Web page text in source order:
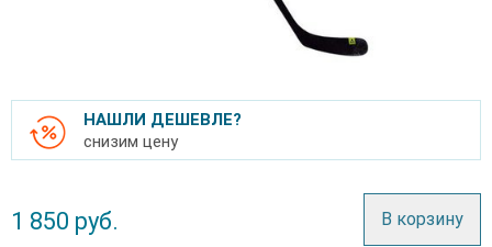
НАШЛИ ДЕШЕВЛЕ?
снизим цену
1 850 руб. В корзину